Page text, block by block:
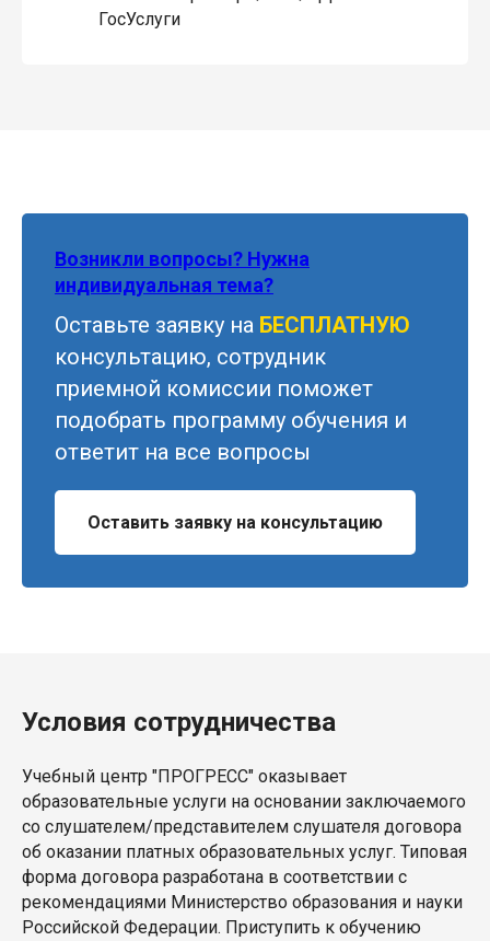
ГосУслуги
Возникли вопросы? Нужна
индивидуальная тема?
Оставьте заявку на БЕСПЛАТНУЮ
консультацию, сотрудник
приемной комиссии поможет
подобрать программу обучения и
ответит на все вопросы
Оставить заявку на консультацию
Условия сотрудничества
Учебный центр "ПРОГРЕСС" оказывает
образовательные услуги на основании заключаемого
со слушателем/представителем слушателя договора
об оказании платных образовательных услуг. Типовая
форма договора разработана в соответствии с
рекомендациями Министерство образования и науки
Российской Федерации. Приступить к обучению